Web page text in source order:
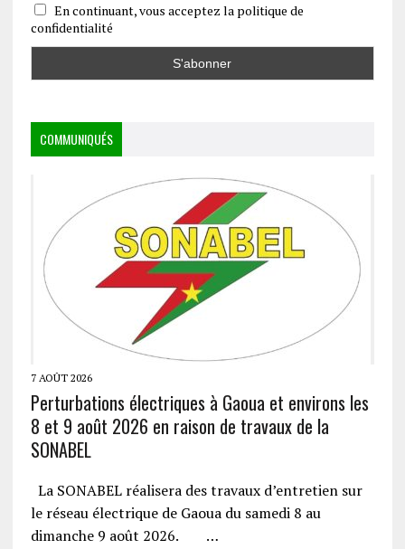
En continuant, vous acceptez la politique de
confidentialité
COMMUNIQUÉS
7 AOÛT 2026
Perturbations électriques à Gaoua et environs les
8 et 9 août 2026 en raison de travaux de la
SONABEL
La SONABEL réalisera des travaux d’entretien sur
le réseau électrique de Gaoua du samedi 8 au
dimanche 9 août 2026. …